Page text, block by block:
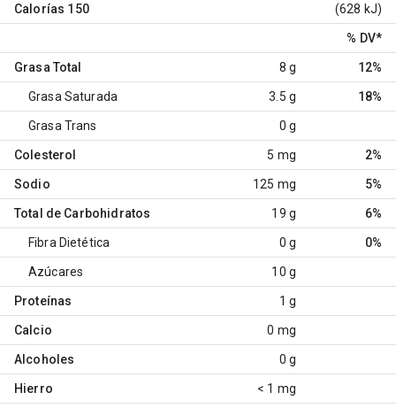
Calorías 150 (628 kJ)
% DV*
Grasa Total 8 g 12%
Grasa Saturada 3.5 g 18%
Grasa Trans 0 g
Colesterol 5 mg 2%
Sodio 125 mg 5%
Total de Carbohidratos 19 g 6%
Fibra Dietética 0 g 0%
Azúcares 10 g
Proteínas 1 g
Calcio 0 mg
Alcoholes 0 g
Hierro < 1 mg